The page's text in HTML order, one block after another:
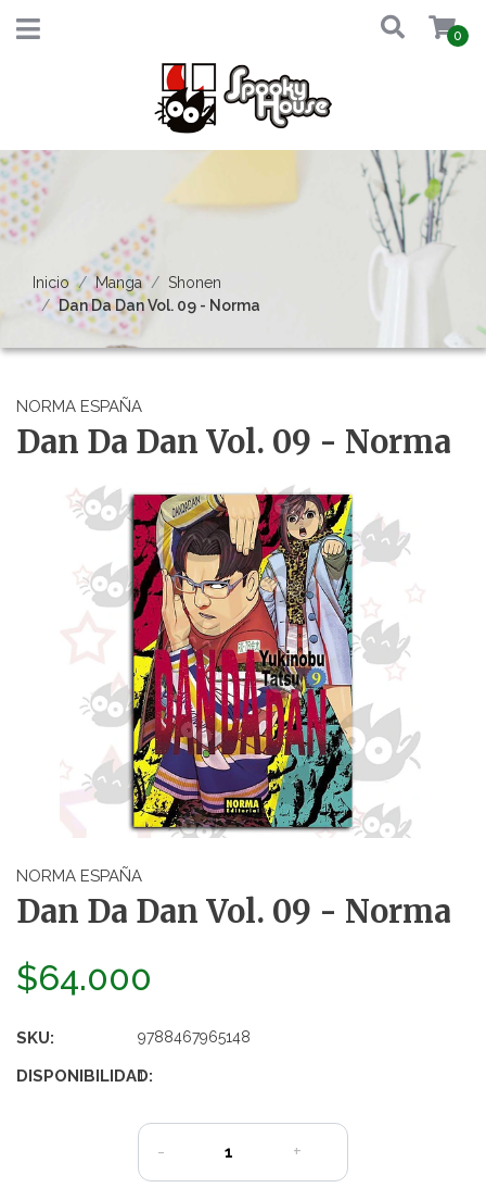
0
Inicio Manga
Shonen
Dan Da Dan Vol. 09 - Norma
NORMA ESPAÑA
Dan Da Dan Vol. 09 - Norma
NORMA ESPAÑA
Dan Da Dan Vol. 09 - Norma
$64.000
SKU: 9788467965148
DISPONIBILIDAD:
1
- +